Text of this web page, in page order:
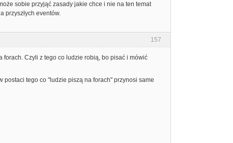
sobie przyjąć zasady jakie chce i nie na ten temat
przyszłych eventów.
157
forach. Czyli z tego co ludzie robią, bo pisać i mówić
tego co "ludzie piszą na forach" przynosi same